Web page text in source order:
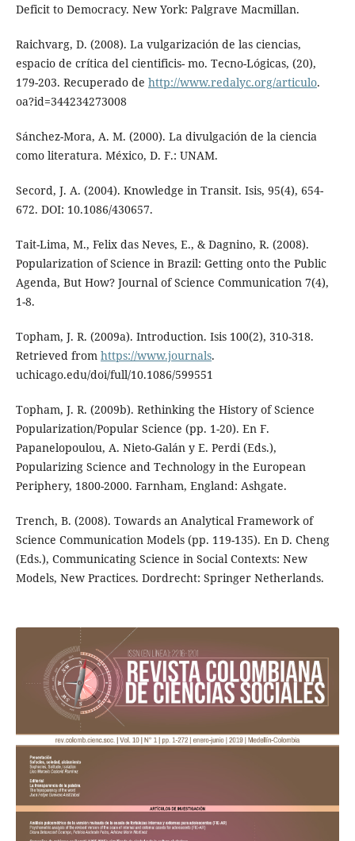
Deficit to Democracy. New York: Palgrave Macmillan.
Raichvarg, D. (2008). La vulgarización de las ciencias,
espacio de crítica del cientificis- mo. Tecno-Lógicas, (20),
179-203. Recuperado de http://www.redalyc.org/articulo.
oa?id=344234273008
Sánchez-Mora, A. M. (2000). La divulgación de la ciencia
como literatura. México, D. F.: UNAM.
Secord, J. A. (2004). Knowledge in Transit. Isis, 95(4), 654-
672. DOI: 10.1086/430657.
Tait-Lima, M., Felix das Neves, E., & Dagnino, R. (2008).
Popularization of Science in Brazil: Getting onto the Public
Agenda, But How? Journal of Science Communication 7(4),
1-8.
Topham, J. R. (2009a). Introduction. Isis 100(2), 310-318.
Retrieved from https://www.journals.
uchicago.edu/doi/full/10.1086/599551
Topham, J. R. (2009b). Rethinking the History of Science
Popularization/Popular Science (pp. 1-20). En F.
Papanelopoulou, A. Nieto-Galán y E. Perdi (Eds.),
Popularizing Science and Technology in the European
Periphery, 1800-2000. Farnham, England: Ashgate.
Trench, B. (2008). Towards an Analytical Framework of
Science Communication Models (pp. 119-135). En D. Cheng
(Eds.), Communicating Science in Social Contexts: New
Models, New Practices. Dordrecht: Springer Netherlands.